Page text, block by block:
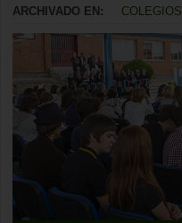
ARCHIVADO EN:
COLEGIOS